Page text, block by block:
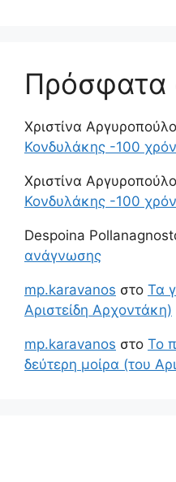
Πρόσφατα
Χριστίνα
Κονδυλάκης -100
Χριστίνα
Κονδυλάκης -100
Despoina
ανάγνωσης
mp.karavanos στο Τα
Αριστείδη Αρχοντάκη)
mp.karavanos στο Το
δεύτερη μοίρα (του